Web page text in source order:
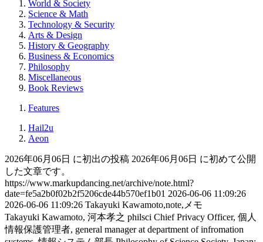
World & Society
Science & Math
Technology & Security
Arts & Design
History & Geography
Business & Economics
Philosophy
Miscellaneous
Book Reviews
Features
Hail2u
Aeon
2026年06月06日 に初出の投稿 2026年06月06日 に初めて公開
した文章です。
https://www.markupdancing.net/archive/note.html?
date=fe5a2b0f02b2f5206cde44b570ef1b01 2026-06-06 11:09:26
2026-06-06 11:09:26 Takayuki Kawamoto,note,メモ
Takayuki Kawamoto, 河本孝之 philsci Chief Privacy Officer, 個人
情報保護管理者, general manager at department of infromation